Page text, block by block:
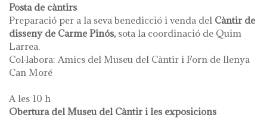
Posta de càntirs
Preparació per a la seva benedicció i venda del Càntir de
disseny de Carme Pinós, sota la coordinació de Quim
Larrea.
Col·labora: Amics del Museu del Càntir i Forn de llenya
Can Moré
A les 10 h
Obertura del Museu del Càntir i les exposicions